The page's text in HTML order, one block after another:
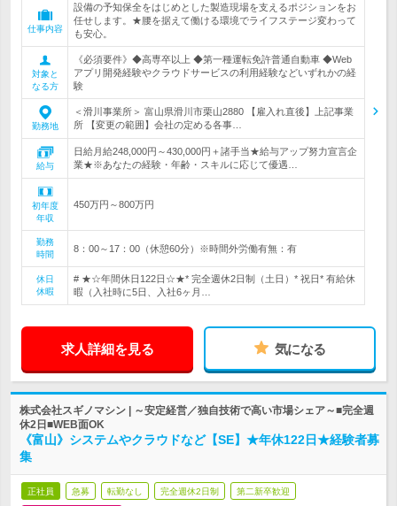
仕事内容
設備の予知保全をはじめとした製造現場を支えるポジションをお
任せします。★腰を据えて働ける環境でライフステージ変わって
も安心。
対象と
なる方
《必須要件》◆高専卒以上 ◆第一種運転免許普通自動車 ◆Web
アプリ開発経験やクラウドサービスの利用経験などいずれかの経
験
勤務地
＜滑川事業所＞ 富山県滑川市栗山2880 【雇入れ直後】上記事業
所 【変更の範囲】会社の定める各事…
給与
日給月給248,000円～430,000円＋諸手当★給与アップ努力宣言企
業★※あなたの経験・年齢・スキルに応じて優遇…
初年度
年収
450万円～800万円
勤務
時間
8：00～17：00（休憩60分）※時間外労働有無：有
休日
休暇
# ★☆年間休日122日☆★* 完全週休2日制（土日）* 祝日* 有給休
暇（入社時に5日、入社6ヶ月…
求人詳細を見る 気になる
株式会社スギノマシン | ～安定経営／独自技術で高い市場シェア～■完全週
休2日■WEB面OK
《富山》システムやクラウドなど【SE】★年休122日★経験者募
集
正社員 急募 転勤なし 完全週休2日制 第二新卒歓迎